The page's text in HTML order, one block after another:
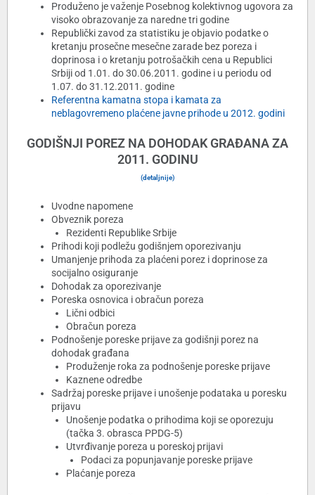
Produženo je važenje Posebnog kolektivnog ugovora za
visoko obrazovanje za naredne tri godine
Republički zavod za statistiku je objavio podatke o
kretanju prosečne mesečne zarade bez poreza i
doprinosa i o kretanju potrošačkih cena u Republici
Srbiji od 1.01. do 30.06.2011. godine i u periodu od
1.07. do 31.12.2011. godine
Referentna kamatna stopa i kamata za
neblagovremeno plaćene javne prihode u 2012. godini
GODIŠNJI POREZ NA DOHODAK GRAĐANA ZA
2011. GODINU
(detaljnije)
Uvodne napomene
Obveznik poreza
Rezidenti Republike Srbije
Prihodi koji podležu godišnjem oporezivanju
Umanjenje prihoda za plaćeni porez i doprinose za
socijalno osiguranje
Dohodak za oporezivanje
Poreska osnovica i obračun poreza
Lični odbici
Obračun poreza
Podnošenje poreske prijave za godišnji porez na
dohodak građana
Produženje roka za podnošenje poreske prijave
Kaznene odredbe
Sadržaj poreske prijave i unošenje podataka u poresku
prijavu
Unošenje podatka o prihodima koji se oporezuju
(tačka 3. obrasca PPDG-5)
Utvrđivanje poreza u poreskoj prijavi
Podaci za popunjavanje poreske prijave
Plaćanje poreza